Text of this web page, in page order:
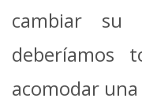
cambiar su
deberíamos
acomodar